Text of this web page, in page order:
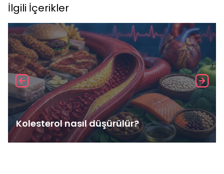
İlgili İçerikler
Kolesterol nasıl düşürülür?